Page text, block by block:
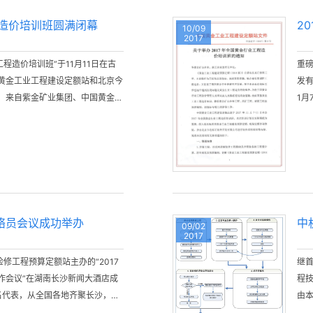
价培训班圆满闭幕
造价培训班”于11月11日在古
金工业工程建设定额站和北京今
来自紫金矿业集团、中国黄金集
10/09
2017
重
发
1月
员会议成功举办
工程预算定额站主办的“2017
会议”在湖南长沙新闻大酒店成
表，从全国各地齐聚长沙，探
09/02
2017
中
继
程
由